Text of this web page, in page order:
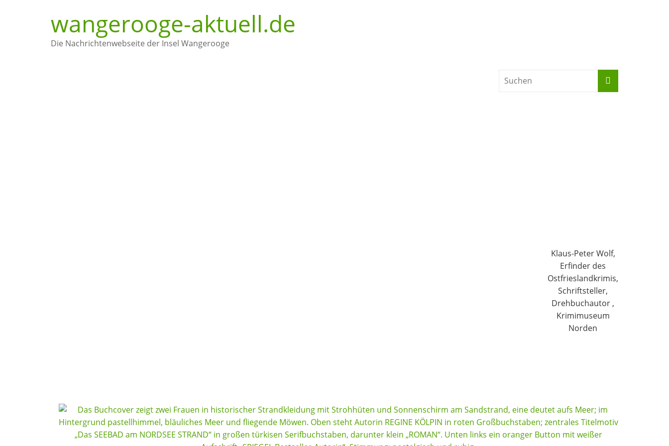
wangerooge-aktuell.de
Die Nachrichtenwebseite der Insel Wangerooge
Klaus-Peter Wolf,
Erfinder des
Ostfrieslandkrimis,
Schriftsteller,
Drehbuchautor ,
Krimimuseum
Norden